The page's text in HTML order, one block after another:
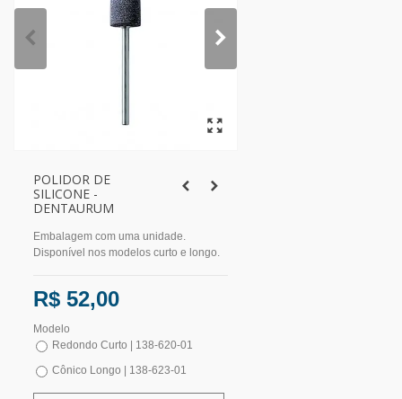
POLIDOR DE
SILICONE -
DENTAURUM
Embalagem com uma unidade.
Disponível nos modelos curto e longo.
R$ 52,00
Modelo
Redondo Curto | 138-620-01
Cônico Longo | 138-623-01